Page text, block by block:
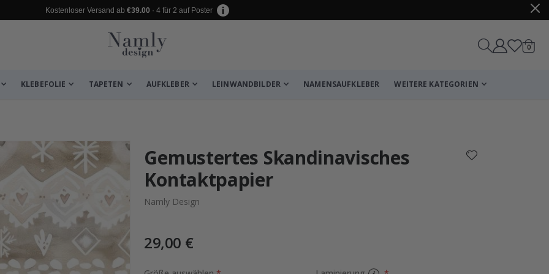
Kostenloser Versand ab €39.00 · 4 für 2 auf Poster
Wagen
0
KLEBEFOLIE TAPETEN AUFKLEBER LEINWANDBILDER NAMENSAUFKLEBER WEITERE KATEGORIEN
leiden ✔
Gemustertes Skandinavisches
Kontaktpapier
Namly Design
29,00 €